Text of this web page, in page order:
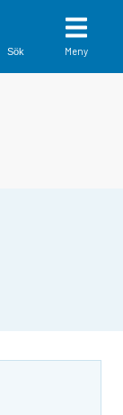
Sök Meny